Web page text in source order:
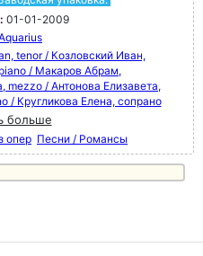
01-01-2009
tenor / Козловский Иван,
/ Макаров Абрам,
mezzo / Антонова Елизавета,
/ Кругликова Елена, сопрано
больше
опер Песни / Романсы